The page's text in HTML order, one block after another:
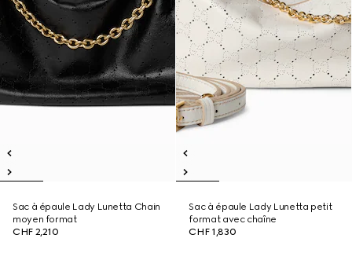
Sac à épaule Lady Lunetta Chain
moyen format
CHF 2,210
Sac à épaule Lady Lunetta petit
format avec chaîne
CHF 1,830